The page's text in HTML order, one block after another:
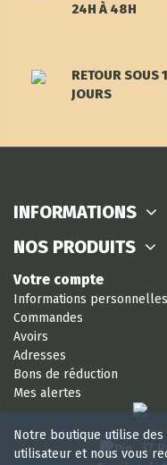
24H À 48H
RETOUR SOUS
JOURS
INFORMATIONS
NOS PRODUITS
Votre compte
Informations personnelles
Commandes
Avoirs
Adresses
Bons de réduction
Mes alertes
37
Notre boutique utilise
utilisateur et nous vous